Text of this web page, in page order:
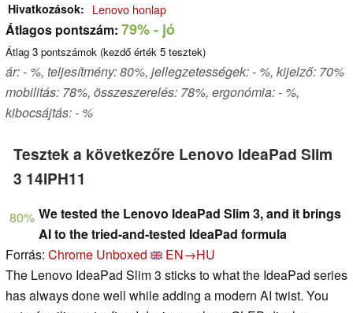
Hivatkozások Lenovo honlap
Átlagos pontszám: 79%- jó
Átlag 3 pontszámok (kezdő érték 5 tesztek)
ár: - %, teljesítmény: 80%, jellegzetességek: - %, kijelző: 70%
mobilitás: 78%, összeszerelés: 78%, ergonómia: - %,
kibocsájtás: - %
Tesztek a következőre Lenovo IdeaPad Slim
3 14IPH11
80% We tested the Lenovo IdeaPad Slim 3, and it brings
AI to the tried-and-tested IdeaPad formula
Forrás: Chrome Unboxed
EN→HU
The Lenovo IdeaPad Slim 3 sticks to what the IdeaPad series
has always done well while adding a modern AI twist. You